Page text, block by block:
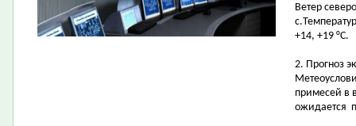
Ветер
+14, +19 °С.
2. Прогноз
примесей в
ожидается